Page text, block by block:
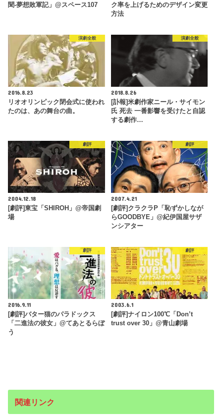
聞-夢想敗軍記」@スペース107
ク率を上げるためのデザイン変更
方法
演劇全般
2016.8.23
リオオリンピック閉会式に使われ
たのは、あの舞台の曲。
演劇全般
2018.8.26
[訃報]米劇作家ニール・サイモン
氏 死去 一番影響を受けたと自認
する劇作…
劇評
2004.12.18
[劇評]東宝「SHIROH」@帝国劇
場
劇評
2007.4.21
[劇評]クラクラP「恥ずかしなが
らGOODBYE」@紀伊国屋サザ
ンシアター
劇評
2016.9.11
[劇評]バター猫のパラドックス
「二進法の彼女」@てあとるらぼ
う
劇評
2003.6.1
[劇評]ナイロン100℃「Don’t
trust over 30」@青山劇場
関連リンク